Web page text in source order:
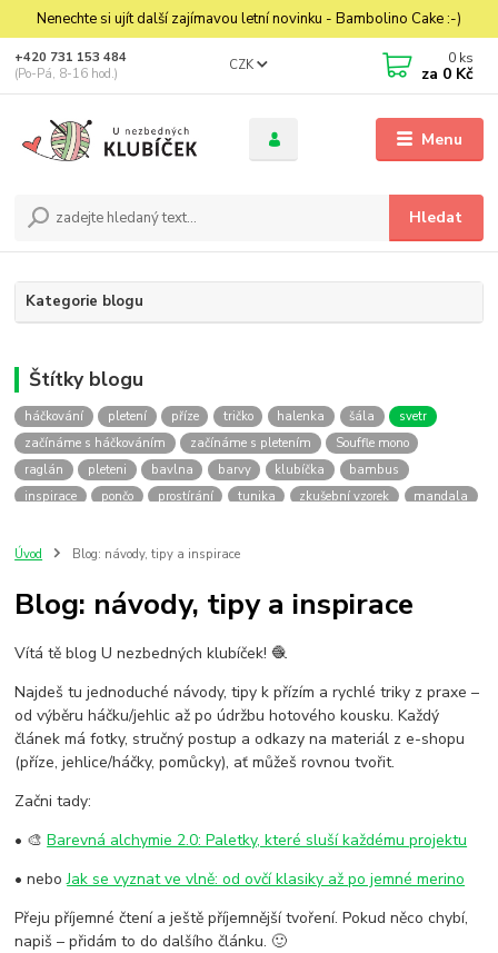
Nenechte si ujít další zajímavou letní novinku - Bambolino Cake :-)
Menu
CZK
Hledat
+420 731 153 484
(Po-Pá, 8-16 hod.)
0 ks
za 0 Kč
Kategorie blogu
Štítky blogu
háčkování pletení příze tričko halenka šála
svetr
začínáme s háčkováním
začínáme s pletením
Souffle mono
raglán
pleteni bavlna barvy klubíčka
bambus
inspirace
pončo prostírání tunika zkušební vzorek
mandala
bavlna/akryl
cotton chic chyby při háčkování
blokování
krajka vzor
jak pokračovat v pletení/háčkování
šátek
letní příze deník
Úvod Blog: návody, tipy a inspirace
Blog: návody, tipy a inspirace
Vítá tě blog U nezbedných klubíček! 🧶
Najdeš tu jednoduché návody, tipy k přízím a rychlé triky z praxe –
od výběru háčku/jehlic až po údržbu hotového kousku. Každý
článek má fotky, stručný postup a odkazy na materiál z e-shopu
(příze, jehlice/háčky, pomůcky), ať můžeš rovnou tvořit.
Začni tady:
• 🎨Barevná alchymie 2.0: Paletky, které sluší každému projektu
• neboJak se vyznat ve vlně: od ovčí klasiky až po jemné merino
Přeju příjemné čtení a ještě příjemnější tvoření. Pokud něco chybí,
napiš – přidám to do dalšího článku. 🙂